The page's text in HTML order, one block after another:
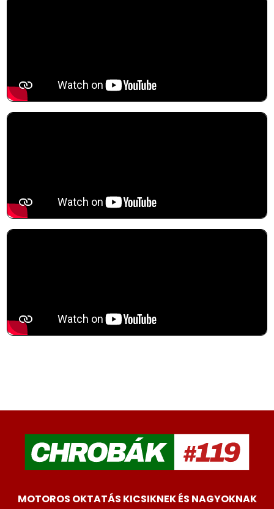
MOTOROS OKTATÁS KICSIKNEK ÉS NAGYOKNAK